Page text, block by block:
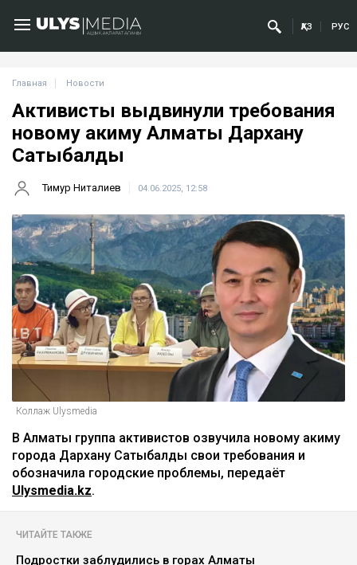
ҚАЗ РУС
Главная Новости
Активисты выдвинули требования
новому акиму Алматы Дархану
Сатыбалды
Тимур Ниталиев 04.06.2025, 12:58
Коллаж Ulysmedia
В Алматы группа активистов озвучила новому акиму
города Дархану Сатыбалды свои требования и
обозначила городские проблемы, передаёт
Ulysmedia.kz.
ЧИТАЙТЕ ТАКЖЕ
Подростки заблудились в горах Алматы